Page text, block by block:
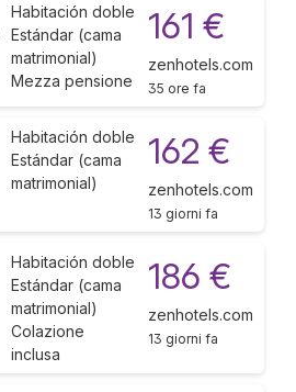
Habitación doble
Estándar (cama
matrimonial)
Mezza pensione
161 €
zenhotels.com
35 ore fa
Habitación doble
Estándar (cama
matrimonial)
162 €
zenhotels.com
13 giorni fa
Habitación doble
Estándar (cama
matrimonial)
Colazione
inclusa
186 €
zenhotels.com
13 giorni fa